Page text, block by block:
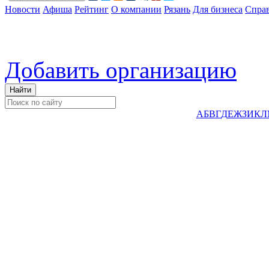
Новости Афиша Рейтинг О компании Рязань Для бизнеса
Добавить организацию
АБВГДЕЖЗИКЛ